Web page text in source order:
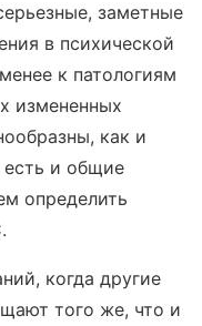
заметные
в психической
к патологиям
измененных
как и
и общие
определить
когда другие
того же, что и